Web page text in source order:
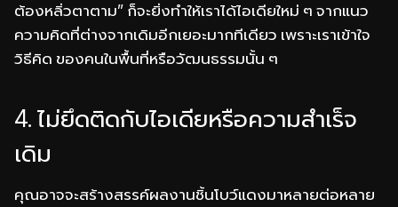
ต้องหลิ่วตาตาม” ก็จะยิ่งทำให้เราได้ไอเดียใหม่ ๆ จากแนว
ความคิดที่ต่างจากเดิมอีกเยอะมากทีเดียว เพราะเราเข้าใจ
วิธีคิด ของคนในพื้นที่หรือวัฒนธรรมนั้น ๆ
4. ไม่ยึดติดกับไอเดียหรือความสำเร็จ
เดิม
คุณอาจจะสร้างสรรค์ผลงานชิ้นโบว์แดงมาหลายต่อหลาย